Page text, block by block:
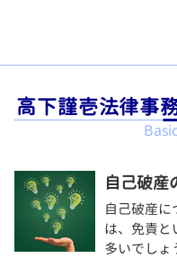
高下謹壱法律事
自己破産
自己破産
は、免責と
多いでし